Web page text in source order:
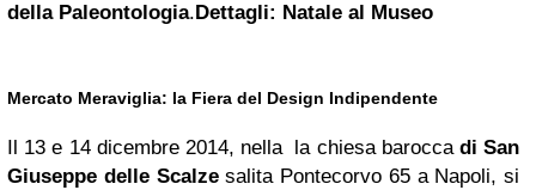
della Paleontologia.Dettagli: Natale al Museo
Mercato Meraviglia: la Fiera del Design Indipendente
Il 13 e 14 dicembre 2014, nella la chiesa barocca di San
Giuseppe delle Scalzesalita Pontecorvo 65 a Napoli, si